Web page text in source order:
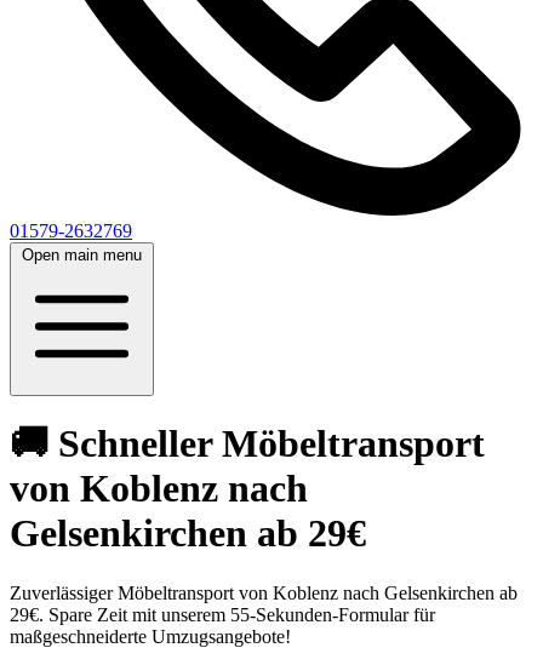
01579-2632769
Open main menu
🚚 Schneller Möbeltransport
von Koblenz nach
Gelsenkirchen ab 29€
Zuverlässiger Möbeltransport von Koblenz nach Gelsenkirchen ab
29€. Spare Zeit mit unserem 55-Sekunden-Formular für
maßgeschneiderte Umzugsangebote!